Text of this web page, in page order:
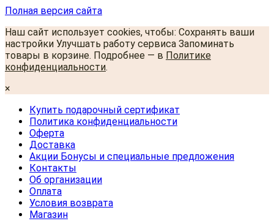
Полная версия сайта
Наш сайт использует cookies, чтобы: Сохранять ваши
настройки Улучшать работу сервиса Запоминать
товары в корзине. Подробнее — в Политике
конфиденциальности.
×
Купить подарочный сертификат
Политика конфиденциальности
Оферта
Доставка
Акции Бонусы и специальные предложения
Контакты
Об организации
Оплата
Условия возврата
Магазин